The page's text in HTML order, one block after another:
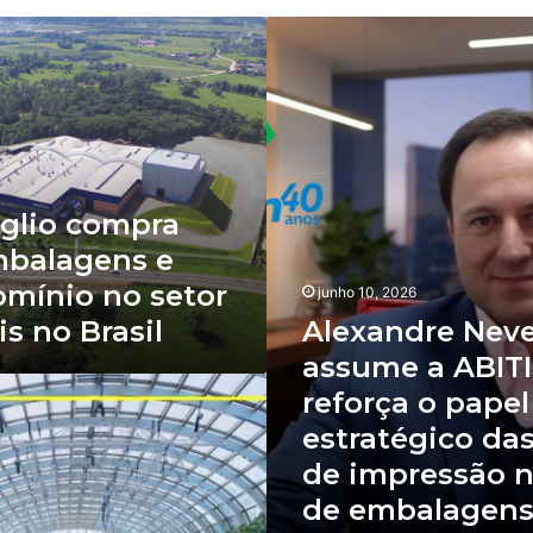
compra
e
no setor
no Brasil
Alexandre
Neves
assume
a
ABITIM
e
reforça
o
papel
estratégico
tintas
de
impressão
na
cadeia
de
embalagens
junho 10, 2026
Alexandre
assume a
reforça o papel
estratégico
de impressão
de embalagens